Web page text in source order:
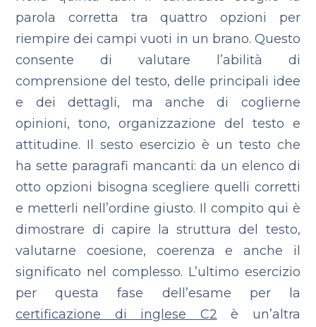
parola corretta tra quattro opzioni per
riempire dei campi vuoti in un brano. Questo
consente di valutare l’abilità di
comprensione del testo, delle principali idee
e dei dettagli, ma anche di coglierne
opinioni, tono, organizzazione del testo e
attitudine. Il sesto esercizio è un testo che
ha sette paragrafi mancanti: da un elenco di
otto opzioni bisogna scegliere quelli corretti
e metterli nell’ordine giusto. Il compito qui è
dimostrare di capire la struttura del testo,
valutarne coesione, coerenza e anche il
significato nel complesso. L’ultimo esercizio
per questa fase dell’esame per la
certificazione di inglese C2 è un’altra